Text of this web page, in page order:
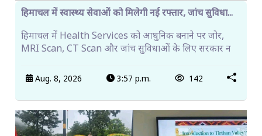
हिमाचल में स्वास्थ्य सेवाओं को मिलेगी नई रफ्तार, जांच सुविधा...
हिमाचल में Health Services को आधुनिक बनाने पर जोर,
MRI Scan, CT Scan और जांच सुविधाओं के लिए सरकार न
Aug. 8, 2026 3:57 p.m. 142